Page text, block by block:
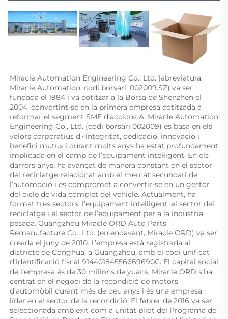
Miracle Automation Engineering Co., Ltd. (abreviatura:
Miracle Automation, codi borsari: 002009.SZ) va ser
fundada el 1984 i va cotitzar a la Borsa de Shenzhen el
2004, convertint-se en la primera empresa cotitzada a
reformar el segment SME d’accions A. Miracle Automation
Engineering Co., Ltd. (codi borsari 002009) es basa en els
valors corporatius d'«íntegritat, dedicació, innovació i
benefici mutu» i durant molts anys ha estat profundament
implicada en el camp de l’equipament intel·ligent. En els
darrers anys, ha avançat de manera constant en el sector
del reciclatge relacionat amb el mercat secundari de
l’automoció i es compromet a convertir-se en un gestor
del cicle de vida complet del vehicle. Actualment, ha
format tres sectors: l’equipament intel·ligent, el sector del
reciclatge i el sector de l’equipament per a la indústria
pesada. Guangzhou Miracle ORD Auto Parts
Remanufacture Co., Ltd. (en endavant, Miracle ORD) va ser
creada el juny de 2010. L’empresa està registrada al
districte de Conghua, a Guangzhou, amb el codi unificat
d’identificació fiscal 91440184556669690C. El capital social
de l’empresa és de 30 milions de yuans. Miracle ORD s’ha
centrat en el negoci de la recondició de motors
d’automòbil durant més de deu anys i és una empresa
líder en el sector de la recondició. El febrer de 2016 va ser
seleccionada amb èxit com a unitat pilot del Programa de